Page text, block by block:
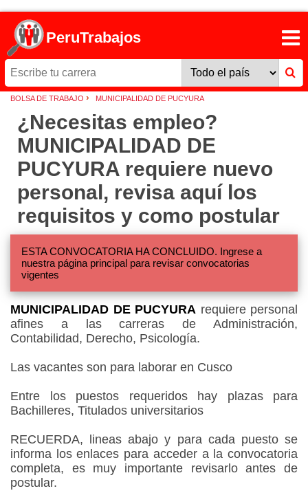
PeruTrabajos
BOLSA DE TRABAJO › MUNICIPALIDAD DE PUCYURA
¿Necesitas empleo?
MUNICIPALIDAD DE
PUCYURA requiere nuevo
personal, revisa aquí los
requisitos y como postular
ESTA CONVOCATORIA HA CONCLUIDO. Ingrese a
nuestra página principal para revisar convocatorias
vigentes
MUNICIPALIDAD DE PUCYURA requiere personal
afines a las carreras de Administración,
Contabilidad, Derecho, Psicología.
Las vacantes son para laborar en Cusco
Entre los puestos requeridos hay plazas para
Bachilleres, Titulados universitarios
RECUERDA, lineas abajo y para cada puesto se
informa los enlaces para acceder a la convocatoria
completa, es muy importante revisarlo antes de
postular.